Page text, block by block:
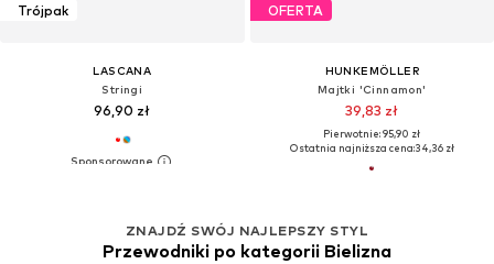
Trójpak
LASCANA
Stringi
96,90 zł
OFERTA
HUNKEMÖLLER
Majtki 'Cinnamon'
39,83 zł
Pierwotnie: 95,90 zł
Ostatnia najniższa cena:34,36 zł
ZNAJDŹ SWÓJ NAJLEPSZY STYL
Przewodniki po kategorii Bielizna